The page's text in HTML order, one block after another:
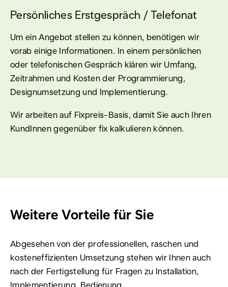
Persönliches Erstgespräch / Telefonat
Um ein Angebot stellen zu können, benötigen wir
vorab einige Informationen. In einem persönlichen
oder telefonischen Gespräch klären wir Umfang,
Zeitrahmen und Kosten der Programmierung,
Designumsetzung und Implementierung.
Wir arbeiten auf Fixpreis-Basis, damit Sie auch Ihren
KundInnen gegenüber fix kalkulieren können.
Weitere Vorteile für Sie
Abgesehen von der professionellen, raschen und
kosteneffizienten Umsetzung stehen wir Ihnen auch
nach der Fertigstellung für Fragen zu Installation,
Implementierung, Bedienung,